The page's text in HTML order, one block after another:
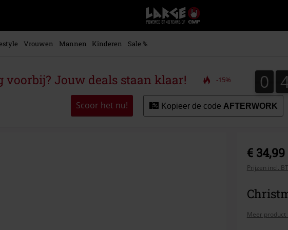
Large
–
Muziek-,
+
kleding
Vrouwen Mannen Kinderen Sale %
voorbij? Jouw deals staan klaar! -15% 0
0
Scoor het nu! Kopieer de code AFTERWORK
€ 34,99
Prijzen incl.
Meer